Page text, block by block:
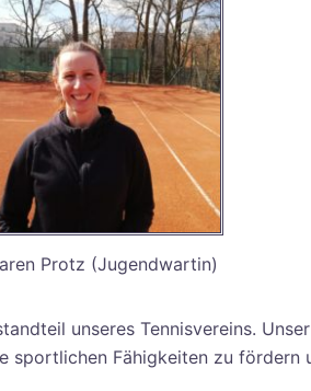
Protz (Jugendwartin)
unseres Tennisvereins.
sportlichen Fähigkeiten zu fördern